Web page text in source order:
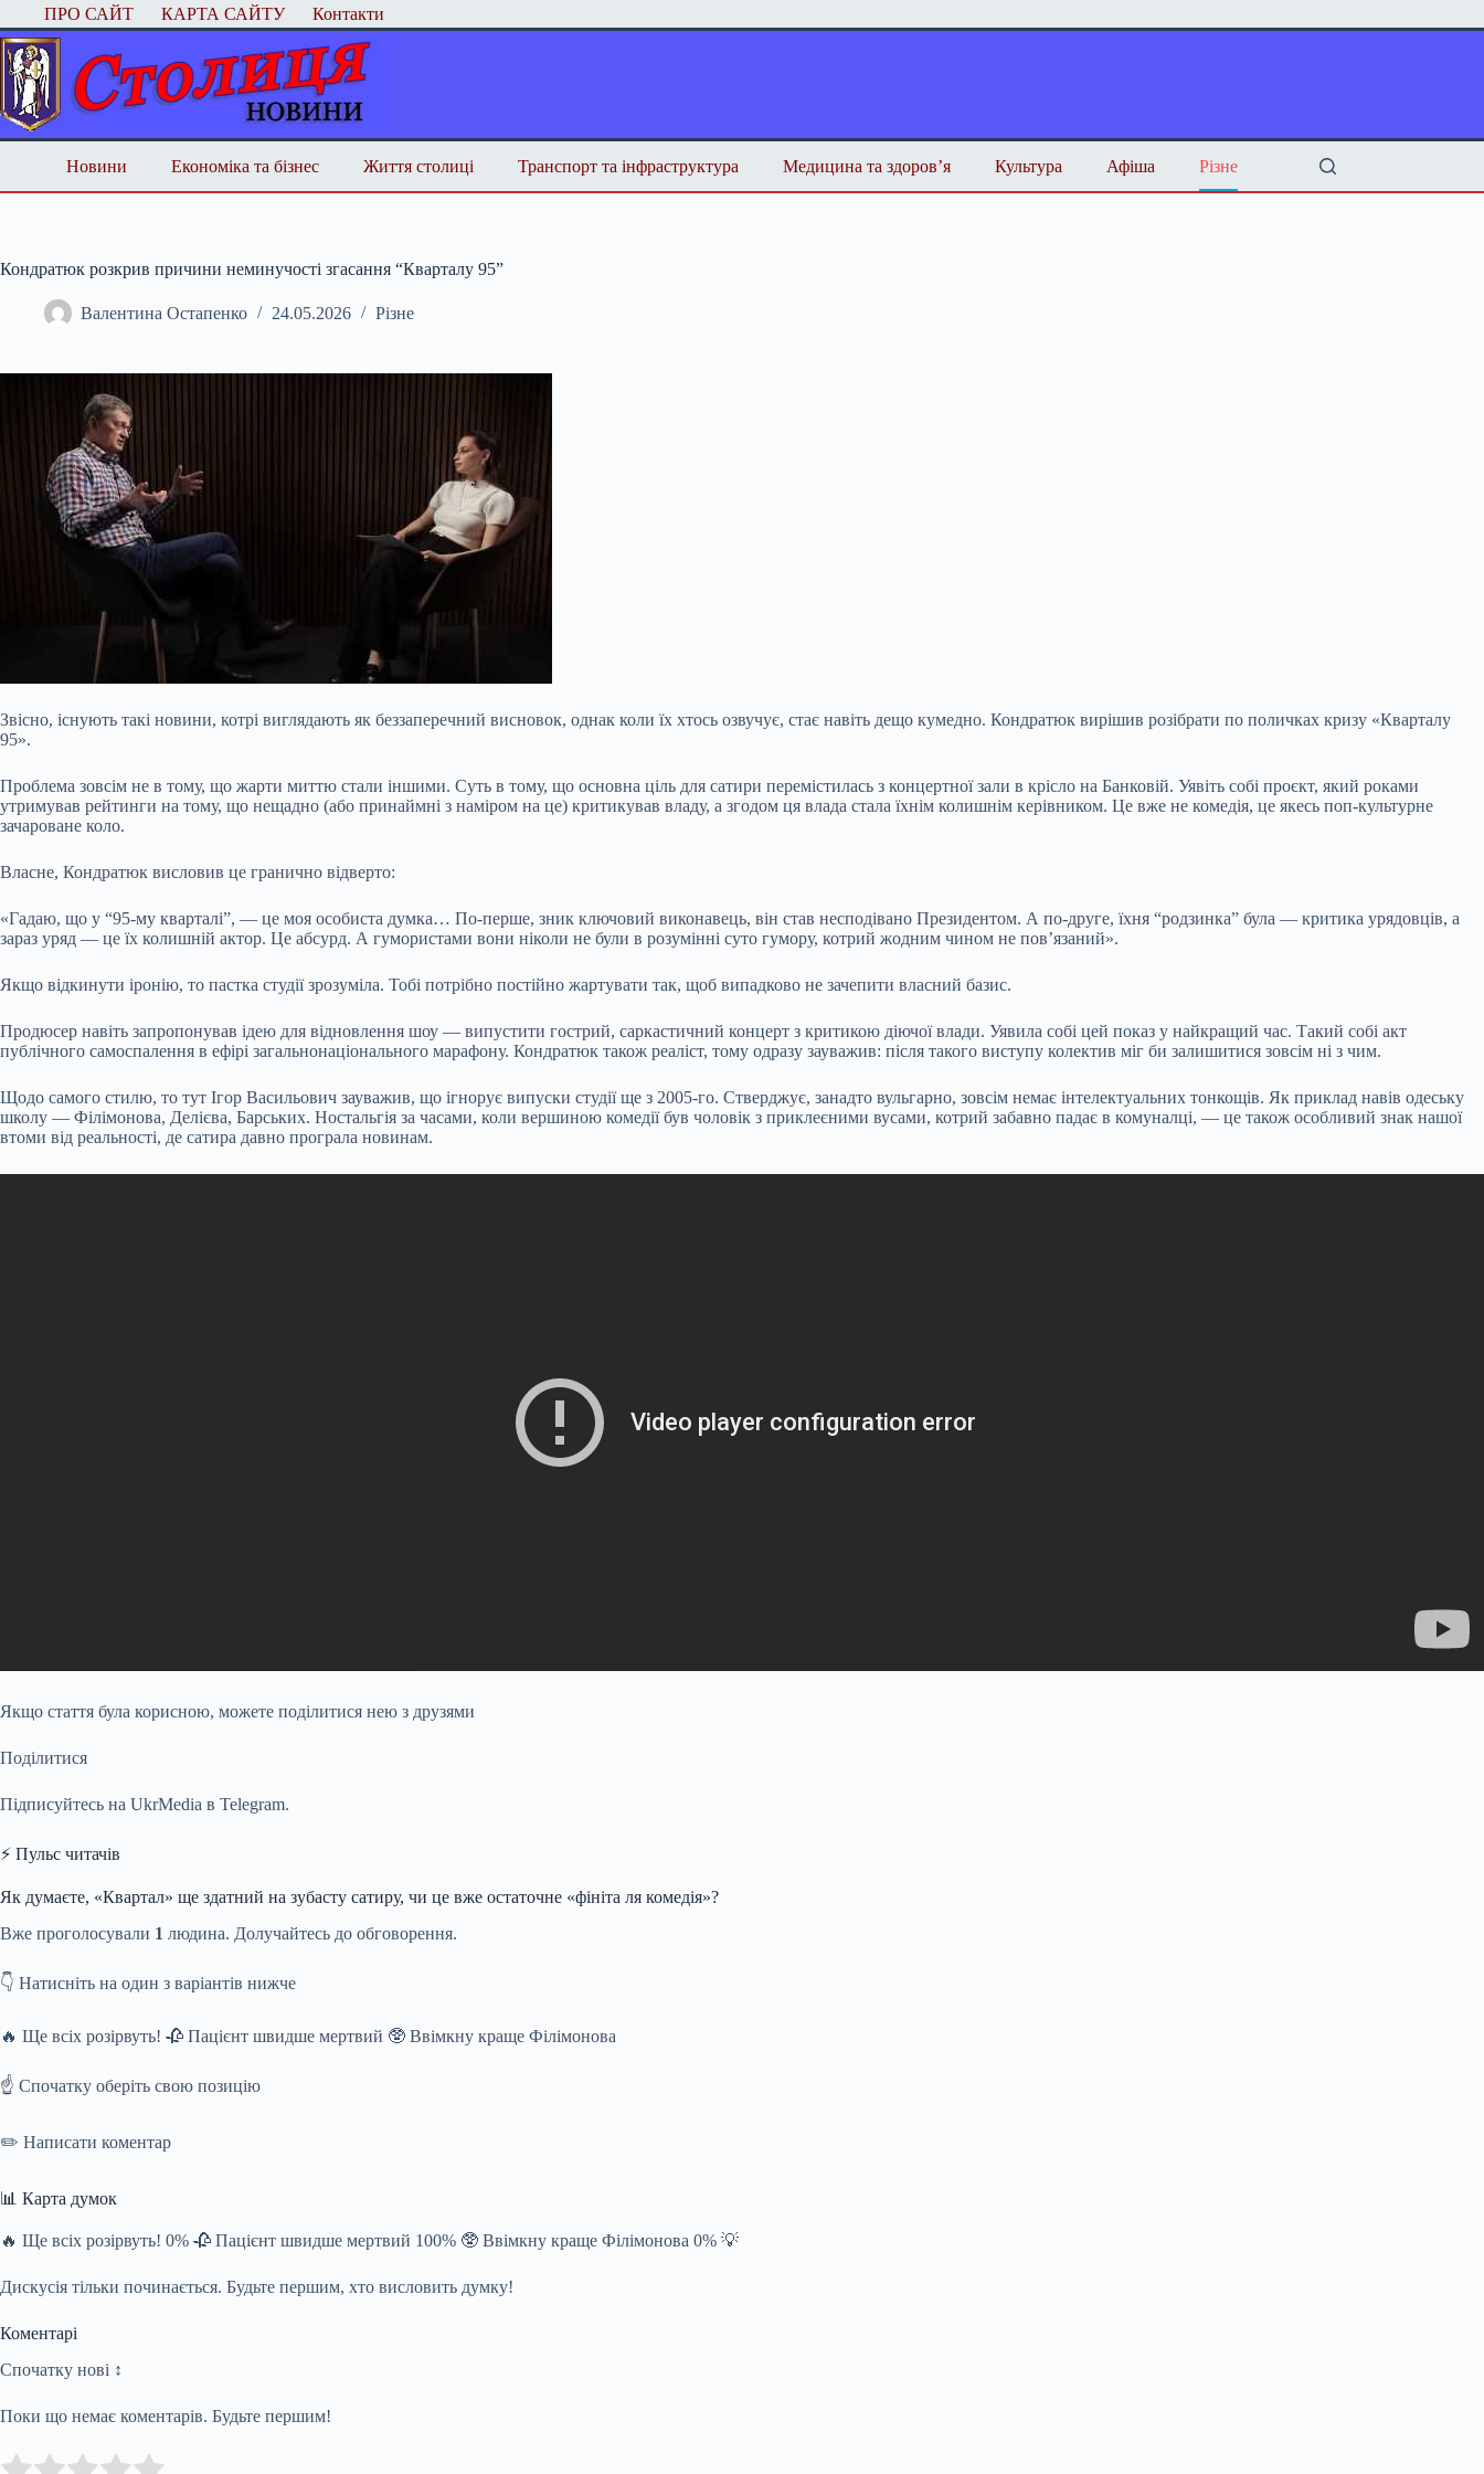
Перейти
до
вмісту
ПРО САЙТ КАРТА САЙТУ Контакти
Новини Економіка та бізнес Життя столиці Транспорт та інфраструктура Медицина та здоров’я Культура Афіша Різне
Кондратюк розкрив причини неминучості згасання “Кварталу 95”
Валентина Остапенко 24.05.2026 Різне
Звісно, існують такі новини, котрі виглядають як беззаперечний висновок, однак коли їх хтось озвучує, стає навіть дещо кумедно. Кондратюк вирішив розібрати по поличках кризу «Кварталу
95».
Проблема зовсім не в тому, що жарти миттю стали іншими. Суть в тому, що основна ціль для сатири перемістилась з концертної зали в крісло на Банковій. Уявіть собі проєкт, який роками
утримував рейтинги на тому, що нещадно (або принаймні з наміром на це) критикував владу, а згодом ця влада стала їхнім колишнім керівником. Це вже не комедія, це якесь поп-культурне
зачароване коло.
Власне, Кондратюк висловив це гранично відверто:
«Гадаю, що у “95-му кварталі”, — це моя особиста думка… По-перше, зник ключовий виконавець, він став несподівано Президентом. А по-друге, їхня “родзинка” була — критика урядовців, а
зараз уряд — це їх колишній актор. Це абсурд. А гумористами вони ніколи не були в розумінні суто гумору, котрий жодним чином не пов’язаний».
Якщо відкинути іронію, то пастка студії зрозуміла. Тобі потрібно постійно жартувати так, щоб випадково не зачепити власний базис.
Продюсер навіть запропонував ідею для відновлення шоу — випустити гострий, саркастичний концерт з критикою діючої влади. Уявила собі цей показ у найкращий час. Такий собі акт
публічного самоспалення в ефірі загальнонаціонального марафону. Кондратюк також реаліст, тому одразу зауважив: після такого виступу колектив міг би залишитися зовсім ні з чим.
Щодо самого стилю, то тут Ігор Васильович зауважив, що ігнорує випуски студії ще з 2005-го. Стверджує, занадто вульгарно, зовсім немає інтелектуальних тонкощів. Як приклад навів одеську
школу — Філімонова, Делієва, Барських. Ностальгія за часами, коли вершиною комедії був чоловік з приклеєними вусами, котрий забавно падає в комуналці, — це також особливий знак нашої
втоми від реальності, де сатира давно програла новинам.
Якщо стаття була корисною, можете поділитися нею з друзями
Поділитися
Підписуйтесь на UkrMedia в Telegram.
⚡ Пульс читачів
Як думаєте, «Квартал» ще здатний на зубасту сатиру, чи це вже остаточне «фініта ля комедія»?
Вже проголосували 1 людина. Долучайтесь до обговорення.
👇 Натисніть на один з варіантів нижче
🔥 Ще всіх розірвуть! 🥀 Пацієнт швидше мертвий 🥸 Ввімкну краще Філімонова
☝️ Спочатку оберіть свою позицію
✏️ Написати коментар
📊 Карта думок
🔥 Ще всіх розірвуть! 0% 🥀 Пацієнт швидше мертвий 100% 🥸 Ввімкну краще Філімонова 0% 💡
Дискусія тільки починається. Будьте першим, хто висловить думку!
Коментарі
Спочатку нові ↕
Поки що немає коментарів. Будьте першим!
Rate this item: